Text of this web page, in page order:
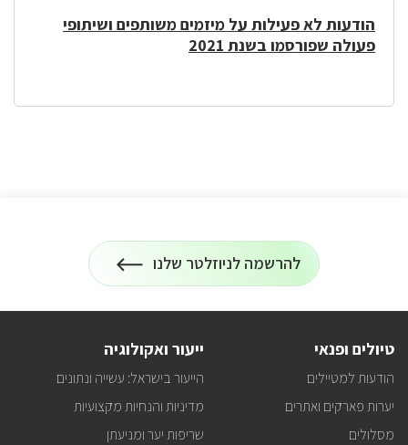
הודעות לא פעילות על מיזמים משותפים ושיתופי
פעולה שפורסמו בשנת 2021
הרשמה
לניוזלטר
להרשמה לניוזלטר שלנו
על
כל
במייל
טיולים ופנאי
הודעות למטיילים
יערות פארקים ואתרים
מסלולים
ייעור ואקולוגיה
הייעור בישראל: עשייה ונתונים
מדיניות והנחיות מקצועיות
שריפות יער ומניעתן